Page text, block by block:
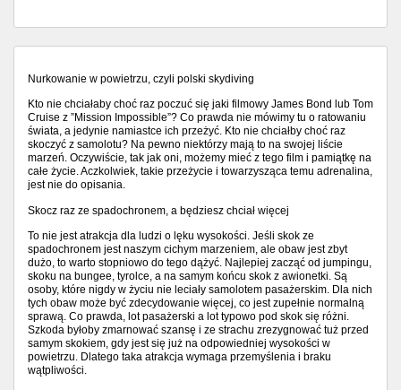
Nurkowanie w powietrzu, czyli polski skydiving
Kto nie chciałaby choć raz poczuć się jaki filmowy James Bond lub Tom
Cruise z ”Mission Impossible”? Co prawda nie mówimy tu o ratowaniu
świata, a jedynie namiastce ich przeżyć. Kto nie chciałby choć raz
skoczyć z samolotu? Na pewno niektórzy mają to na swojej liście
marzeń. Oczywiście, tak jak oni, możemy mieć z tego film i pamiątkę na
całe życie. Aczkolwiek, takie przeżycie i towarzysząca temu adrenalina,
jest nie do opisania.
Skocz raz ze spadochronem, a będziesz chciał więcej
To nie jest atrakcja dla ludzi o lęku wysokości. Jeśli skok ze
spadochronem jest naszym cichym marzeniem, ale obaw jest zbyt
dużo, to warto stopniowo do tego dążyć. Najlepiej zacząć od jumpingu,
skoku na bungee, tyrolce, a na samym końcu skok z awionetki. Są
osoby, które nigdy w życiu nie leciały samolotem pasażerskim. Dla nich
tych obaw może być zdecydowanie więcej, co jest zupełnie normalną
sprawą. Co prawda, lot pasażerski a lot typowo pod skok się różni.
Szkoda byłoby zmarnować szansę i ze strachu zrezygnować tuż przed
samym skokiem, gdy jest się już na odpowiedniej wysokości w
powietrzu. Dlatego taka atrakcja wymaga przemyślenia i braku
wątpliwości.